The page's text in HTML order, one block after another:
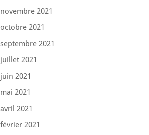
novembre 2021
octobre 2021
septembre 2021
juillet 2021
juin 2021
mai 2021
avril 2021
février 2021